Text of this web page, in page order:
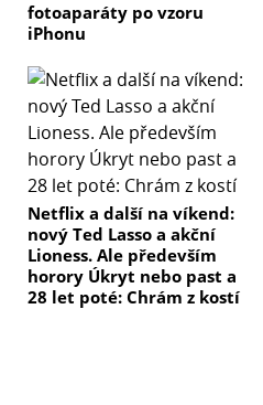
fotoaparáty po vzoru
iPhonu
Netflix a další na víkend:
nový Ted Lasso a akční
Lioness. Ale především
horory Úkryt nebo past a
28 let poté: Chrám z kostí